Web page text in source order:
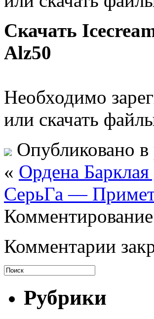
Скачать
Alz50
Необходимо
или скачать
Опубликовано
« Ордена
СерьГа —
Комментарии
Рубрики